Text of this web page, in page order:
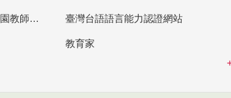
教育部高中等以下學校及幼兒園教師資格檢定考試 臺灣台語語言能力認證網站
教育家